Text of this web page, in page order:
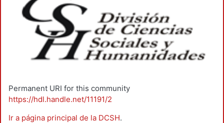
Permanent URI for this community
https://hdl.handle.net/11191/2
Ir a página principal de la DCSH.